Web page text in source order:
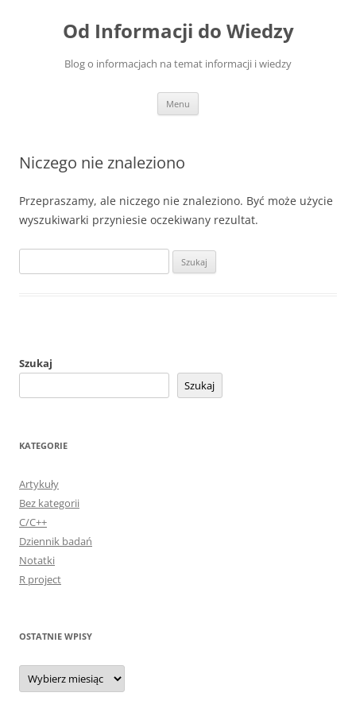
Od Informacji do Wiedzy
Blog o informacjach na temat informacji i wiedzy
Menu
Niczego nie znaleziono
Przepraszamy, ale niczego nie znaleziono. Być może użycie
wyszukiwarki przyniesie oczekiwany rezultat.
Szukaj
Szukaj
KATEGORIE
Artykuły
Bez kategorii
C/C++
Dziennik badań
Notatki
R project
OSTATNIE WPISY
Ostatnie
wpisy